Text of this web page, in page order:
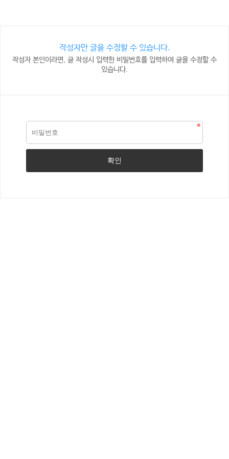
작성자만 글을 수정할 수 있습니다.
작성자 본인이라면, 글 작성시 입력한 비밀번호를 입력하여 글을 수정할 수
있습니다.